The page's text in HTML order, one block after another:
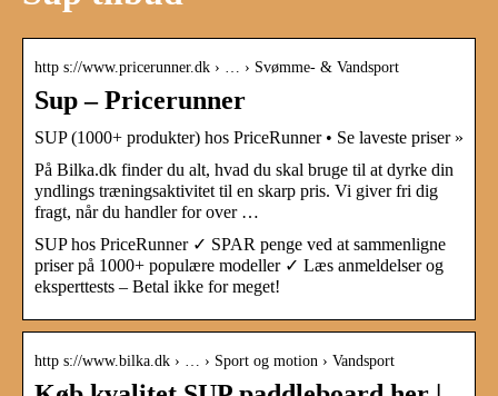
http s://www.pricerunner.dk › … › Svømme- & Vandsport
Sup – Pricerunner
SUP (1000+ produkter) hos PriceRunner • Se laveste priser »
På Bilka.dk finder du alt, hvad du skal bruge til at dyrke din
yndlings træningsaktivitet til en skarp pris. Vi giver fri dig
fragt, når du handler for over …
SUP hos PriceRunner ✓ SPAR penge ved at sammenligne
priser på 1000+ populære modeller ✓ Læs anmeldelser og
eksperttests – Betal ikke for meget!
http s://www.bilka.dk › … › Sport og motion › Vandsport